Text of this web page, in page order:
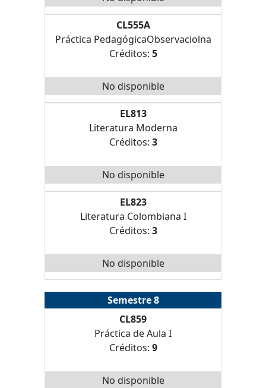
CL555A
Práctica PedagógicaObservaciolna
Créditos: 5
No disponible
EL813
Literatura Moderna
Créditos: 3
No disponible
EL823
Literatura Colombiana I
Créditos: 3
No disponible
Semestre 8
CL859
Práctica de Aula I
Créditos: 9
No disponible